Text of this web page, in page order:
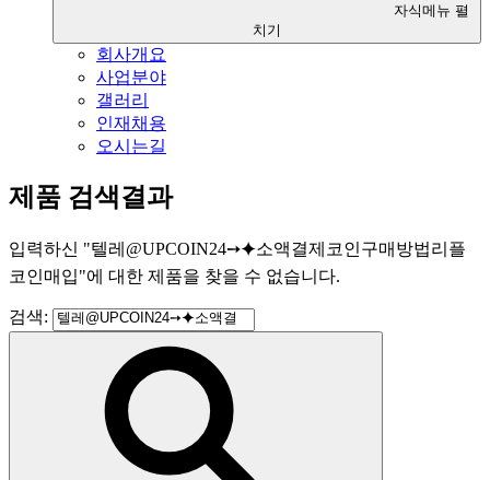
자식메뉴 펼
치기
회사개요
사업분야
갤러리
인재채용
오시는길
제품 검색결과
입력하신 "텔레@UPCOIN24➙⯌소액결제코인구매방법리플
코인매입"에 대한 제품을 찾을 수 없습니다.
검색: